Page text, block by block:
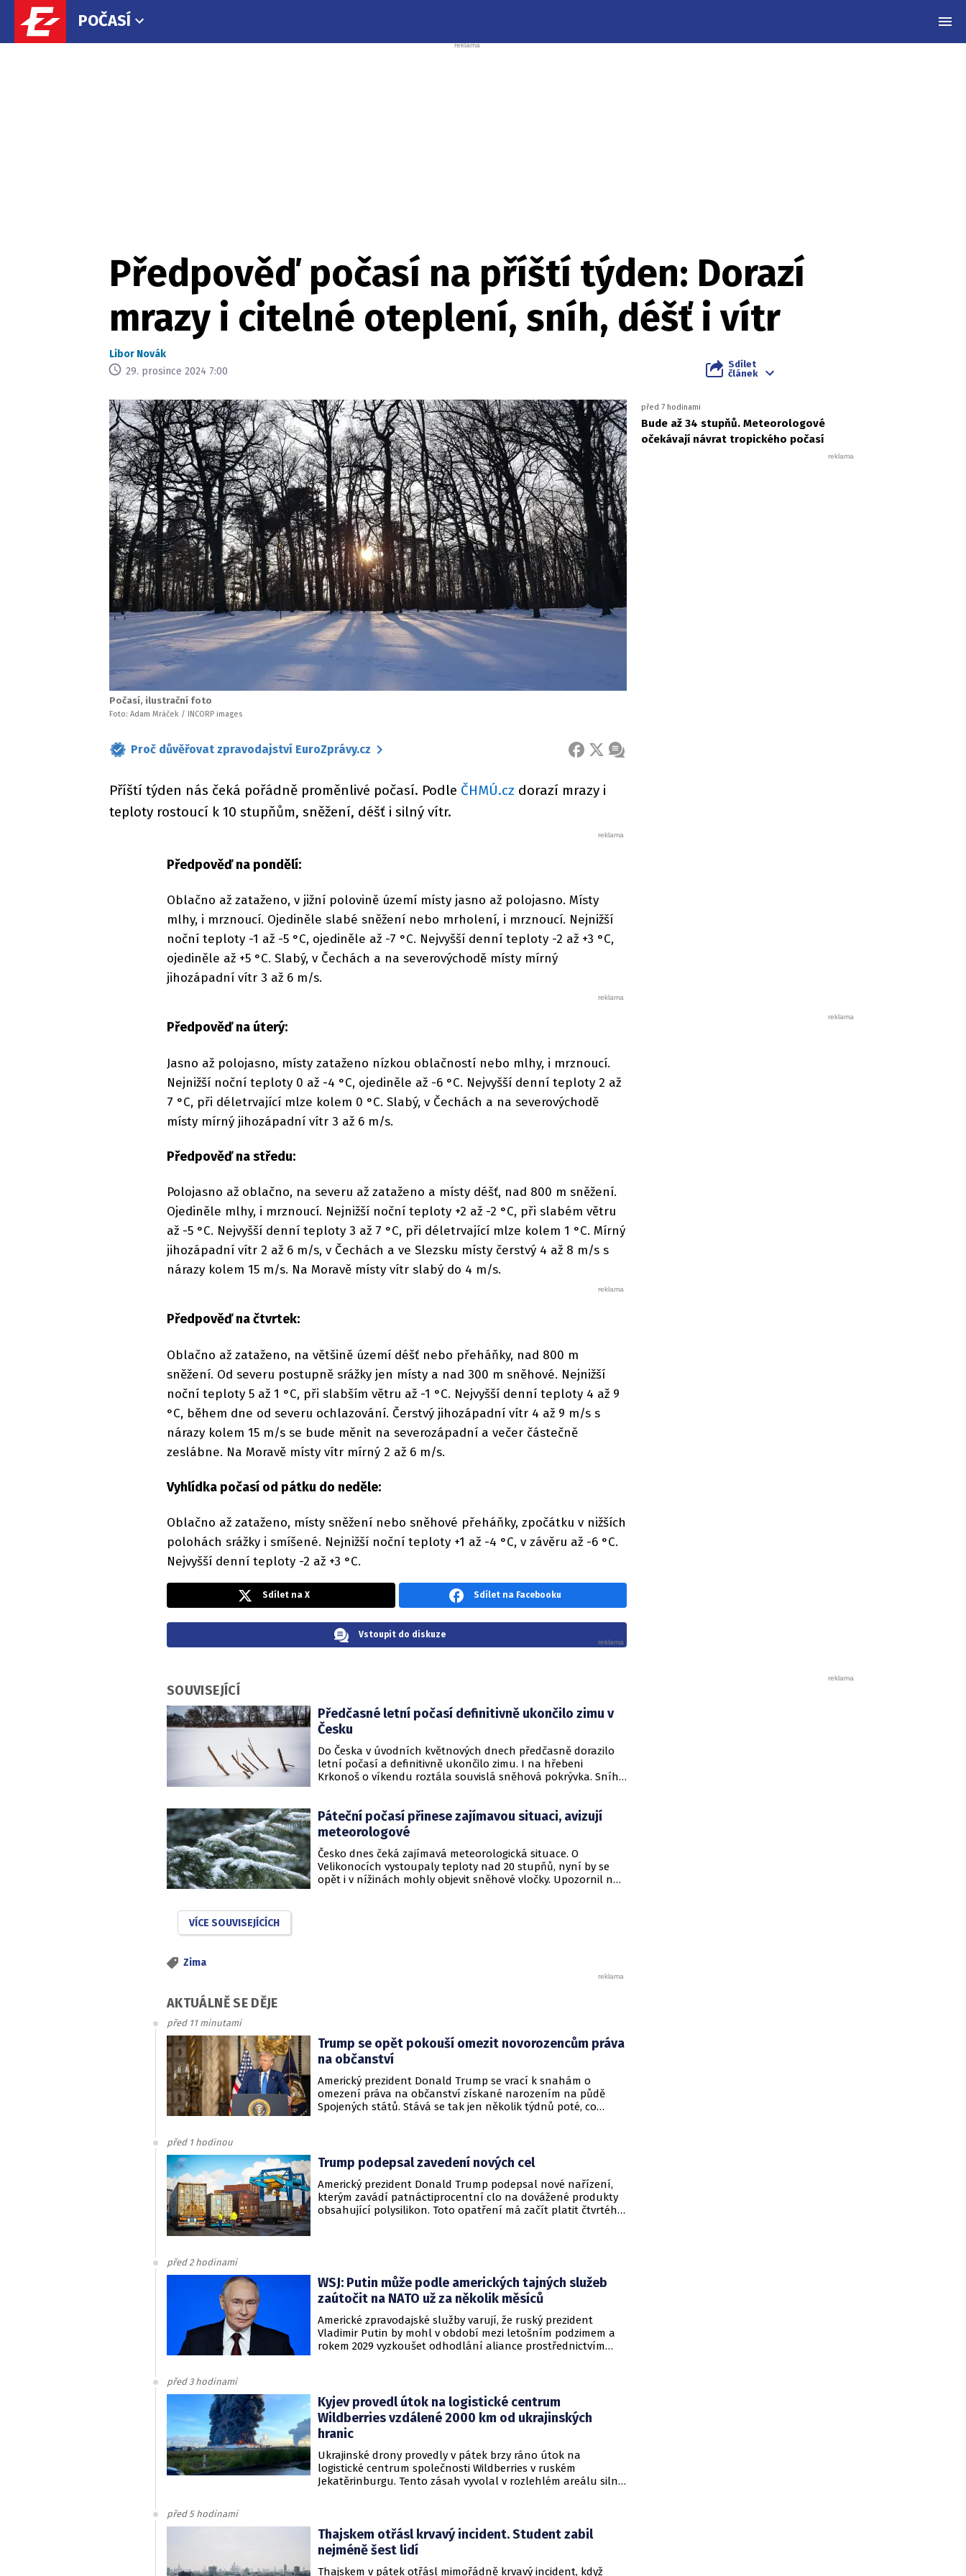
POČASÍ
Předpověď počasí na příští týden: Dorazí
mrazy i citelné oteplení, sníh, déšť i vítr
Libor Novák
29. prosince 2024 7:00
Sdílet
článek
Počasí, ilustrační foto
Foto: Adam Mráček / INCORP images
Proč důvěřovat zpravodajství EuroZprávy.cz FACEBOOK
X ZPRÁVA
Příští týden nás čeká pořádně proměnlivé počasí. Podle ČHMÚ.cz dorazí mrazy i
teploty rostoucí k 10 stupňům, sněžení, déšť i silný vítr.
Předpověď na pondělí:
Oblačno až zataženo, v jižní polovině území místy jasno až polojasno. Místy
mlhy, i mrznoucí. Ojediněle slabé sněžení nebo mrholení, i mrznoucí. Nejnižší
noční teploty -1 až -5 °C, ojediněle až -7 °C. Nejvyšší denní teploty -2 až +3 °C,
ojediněle až +5 °C. Slabý, v Čechách a na severovýchodě místy mírný
jihozápadní vítr 3 až 6 m/s.
Předpověď na úterý:
Jasno až polojasno, místy zataženo nízkou oblačností nebo mlhy, i mrznoucí.
Nejnižší noční teploty 0 až -4 °C, ojediněle až -6 °C. Nejvyšší denní teploty 2 až
7 °C, při déletrvající mlze kolem 0 °C. Slabý, v Čechách a na severovýchodě
místy mírný jihozápadní vítr 3 až 6 m/s.
Předpověď na středu:
Polojasno až oblačno, na severu až zataženo a místy déšť, nad 800 m sněžení.
Ojediněle mlhy, i mrznoucí. Nejnižší noční teploty +2 až -2 °C, při slabém větru
až -5 °C. Nejvyšší denní teploty 3 až 7 °C, při déletrvající mlze kolem 1 °C. Mírný
jihozápadní vítr 2 až 6 m/s, v Čechách a ve Slezsku místy čerstvý 4 až 8 m/s s
nárazy kolem 15 m/s. Na Moravě místy vítr slabý do 4 m/s.
Předpověď na čtvrtek:
Oblačno až zataženo, na většině území déšť nebo přeháňky, nad 800 m
sněžení. Od severu postupně srážky jen místy a nad 300 m sněhové. Nejnižší
noční teploty 5 až 1 °C, při slabším větru až -1 °C. Nejvyšší denní teploty 4 až 9
°C, během dne od severu ochlazování. Čerstvý jihozápadní vítr 4 až 9 m/s s
nárazy kolem 15 m/s se bude měnit na severozápadní a večer částečně
zeslábne. Na Moravě místy vítr mírný 2 až 6 m/s.
Vyhlídka počasí od pátku do neděle:
Oblačno až zataženo, místy sněžení nebo sněhové přeháňky, zpočátku v nižších
polohách srážky i smíšené. Nejnižší noční teploty +1 až -4 °C, v závěru až -6 °C.
Nejvyšší denní teploty -2 až +3 °C.
před 7 hodinami
Bude až 34 stupňů. Meteorologové
očekávají návrat tropického počasí
Sdílet na X Sdílet na Facebooku
Vstoupit do diskuze
SOUVISEJÍCÍ
Předčasné letní počasí definitivně ukončilo zimu v
Česku
Do Česka v úvodních květnových dnech předčasně dorazilo
letní počasí a definitivně ukončilo zimu. I na hřebeni
Krkonoš o víkendu roztála souvislá sněhová pokrývka. Sníh
Páteční počasí přinese zajímavou situaci, avizují
meteorologové
Česko dnes čeká zajímavá meteorologická situace. O
Velikonocích vystoupaly teploty nad 20 stupňů, nyní by se
opět i v nížinách mohly objevit sněhové vločky. Upozornil na
VÍCE SOUVISEJÍCÍCH
Zima
AKTUÁLNĚ SE DĚJE
před 11 minutami
Trump se opět pokouší omezit novorozencům práva
na občanství
Americký prezident Donald Trump se vrací k snahám o
omezení práva na občanství získané narozením na půdě
Spojených států. Stává se tak jen několik týdnů poté, co
před 1 hodinou
Trump podepsal zavedení nových cel
Americký prezident Donald Trump podepsal nové nařízení,
kterým zavádí patnáctiprocentní clo na dovážené produkty
obsahující polysilikon. Toto opatření má začít platit čtvrtého
před 2 hodinami
WSJ: Putin může podle amerických tajných služeb
zaútočit na NATO už za několik měsíců
Americké zpravodajské služby varují, že ruský prezident
Vladimir Putin by mohl v období mezi letošním podzimem a
rokem 2029 vyzkoušet odhodlání aliance prostřednictvím
přicházejí v době, kdy Moskva čelí rostoucímu tlaku kvůli
situaci na ukrajinské frontě. Masivní škody, které ukrajinské
drony způsobují ruskému zázemí, totiž Kreml zahnaly do
kouta.
před 3 hodinami
Kyjev provedl útok na logistické centrum
Wildberries vzdálené 2000 km od ukrajinských
hranic
Ukrajinské drony provedly v pátek brzy ráno útok na
logistické centrum společnosti Wildberries v ruském
Jekatěrinburgu. Tento zásah vyvolal v rozlehlém areálu silný
RWB, který řídí veškeré logistické operace.
před 5 hodinami
Thajskem otřásl krvavý incident. Student zabil
nejméně šest lidí
Thajskem v pátek otřásl mimořádně krvavý incident, když